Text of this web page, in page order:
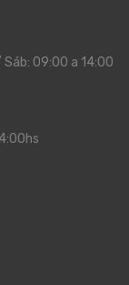
09:00 a 14:00